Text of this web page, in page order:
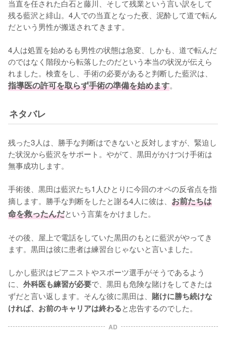
当直を任された白石と藤川、そして残業という言い訳をして
残る藍沢と緋山。4人での当直となった夜、泥酔して道で転ん
だという男性が搬送されてきます。
4人は処置を始めるも男性の状態は急変、しかも、道で転んだ
のではなく階段から転落したのだという本当の状況が伝えら
れました。検査をし、手術の必要があると判断した藍沢は、
指導医の許可を取らず手術の準備を始めます。
ネタバレ
残った3人は、勝手な判断はできないと反対しますが、緊迫し
た状況から藍沢をサポート。やがて、黒田がかけつけ手術は
無事成功します。
手術後、黒田は藍沢たち1人ひとりに今回のオペの反省点を指
摘します。勝手な判断をしたと謝る4人に彼は、 お前たちは
命を救ったんだという言葉をかけました。
その後、屋上で電話をしていた黒田のもとに藍沢がやってき
ます。黒田は彼に患者は練習台じゃないと言いました。
しかし藍沢はピアニストやスポーツ選手がそうであるよう
に、 外科医も練習が必要で、黒田も危険な賭けをしてきたは
ずだと言い返します。そんな彼に黒田は、 賭けに勝ち続けな
ければ、お前のキャリアは終わると忠告するのでした。
AD